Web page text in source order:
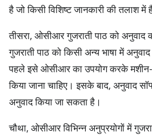
है जो किसी विशिष्ट जानकारी की तलाश में
तीसरा, ओसीआर गुजराती पाठ को अनुवाद
गुजराती पाठ को किसी अन्य भाषा में
पहले इसे ओसीआर का उपयोग करके मशीन-
किया जाना चाहिए। इसके बाद, अनुवाद
अनुवाद किया जा सकता है।
चौथा, ओसीआर विभिन्न अनुप्रयोगों में